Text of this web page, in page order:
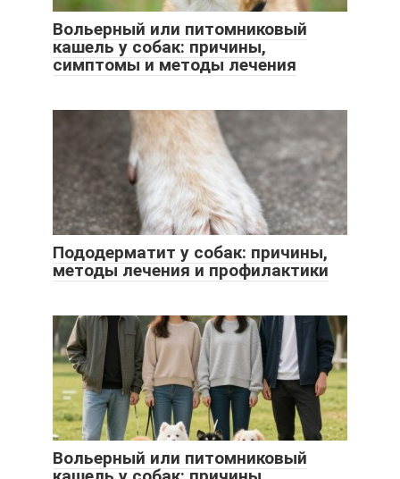
Вольерный или питомниковый
кашель у собак: причины,
симптомы и методы лечения
Пододерматит у собак: причины,
методы лечения и профилактики
Вольерный или питомниковый